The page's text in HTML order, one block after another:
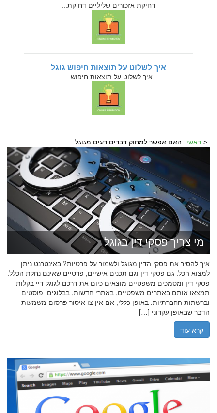
דחיקת אזכורים שליליים דחיקת...
איך לשלוט על תוצאות חיפוש גוגל
איך לשלוט על תוצאות חיפוש...
ראשי האם אפשר למחוק דברים רעים מגוגל
מי צריך פסקי דין בגוגל
איך להסיר את פסקי הדין מגוגל ולשמור על פרטיות? באינטרנט ניתן
למצוא הכל. גם פסקי דין וגם תכנים אישיים, פרטיים שאינם נחלת הכלל.
פסקי דין ומסמכים משפטיים מוצאים כיום את דרכם לגוגל דיי בקלות.
תמצאו אותם באתרים משפטיים, באתרי חדשות, בבלוגים, פוסטים
וברשתות החברתיות. באופן כללי, אם אין צו איסור פרסום משמעות
הדבר שבאופן עקרוני […]
קרא עוד